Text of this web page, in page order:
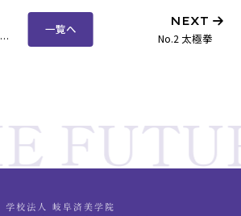
No.55 ライフル射撃部 全国高校選抜大会 男子エアライフル３位
一覧へ
NEXT
No.2 太極拳